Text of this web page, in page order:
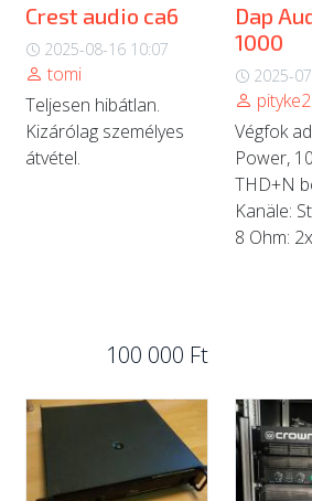
Crest audio ca6
2025-08-16 10:07
tomi
Teljesen hibátlan.
Kizárólag személyes
átvétel.
100 000 Ft
Dap
1000
2025-
pityke2
Végfok
Power,
THD+N
Kanäle:
8 Ohm: